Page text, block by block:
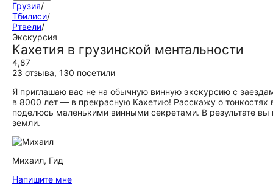
Грузия/
Тбилиси/
Ртвели/
Экскурсия
Кахетия в грузинской ментальности
4,87
23 отзыва, 130 посетили
Я приглашаю вас не на обычную винную экскурсию с
в 8000 лет — в прекрасную Кахетию! Расскажу о
поделюсь маленькими винными секретами. В результате вы
земли.
Михаил, Гид
Напишите мне